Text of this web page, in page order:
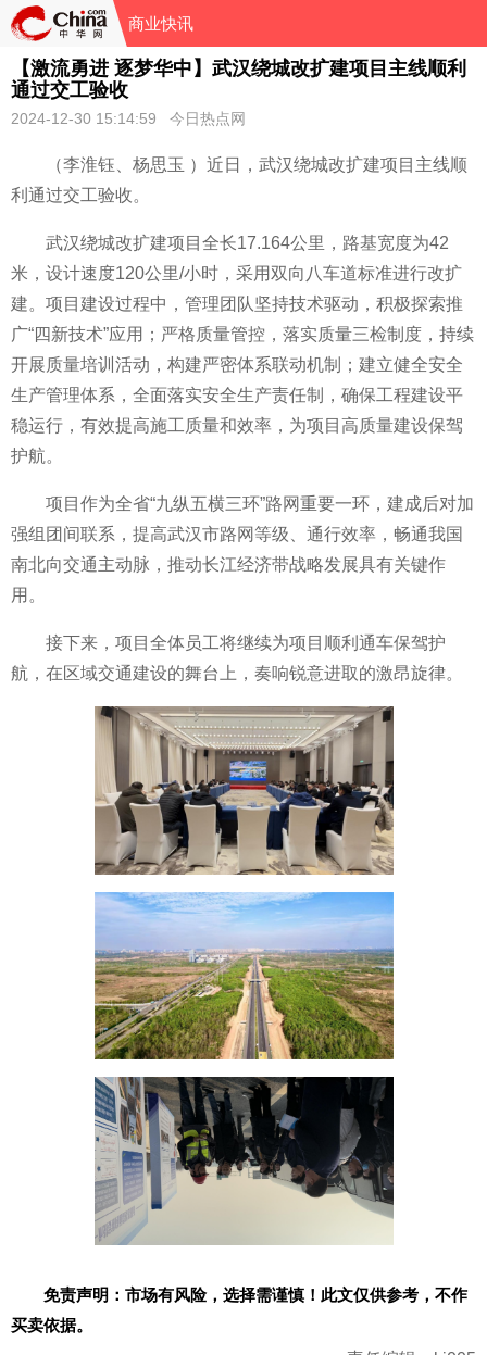
商业快讯
【激流勇进 逐梦华中】武汉绕城改扩建项目主线顺利
通过交工验收
2024-12-30 15:14:59 今日热点网
（李淮钰、杨思玉 ） 近日，武汉绕城改扩建项目主线顺
利通过交工验收。
武汉绕城改扩建项目全长17.164公里，路基宽度为42
米，设计速度120公里/小时，采用双向八车道标准进行改扩
建。项目建设过程中，管理团队坚持技术驱动，积极探索推
广“四新技术”应用；严格质量管控， 落实质量三检制度，持续
开展质量培训活动，构建严密体系联动机制；建立健全安全
生产管理体系，全面落实安全生产责任制，确保工程建设平
稳运行，有效提高施工质量和效率，为项目高质量建设保驾
护航。
项目作为全省“九纵五横三环”路网重要一环，建成后对加
强组团间联系，提高武汉市路网等级、通行效率，畅通我国
南北向交通主动脉，推动长江经济带战略发展具有关键作
用。
接下来，项目全体员工将继续为项目顺利通车保驾护
航，在区域交通建设的舞台上，奏响锐意进取的激昂旋律。
免责声明：市场有风险，选择需谨慎！此文仅供参考，不作
买卖依据。